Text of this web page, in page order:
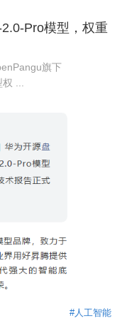
Pro模型，权重
旗下
...
#人工智能